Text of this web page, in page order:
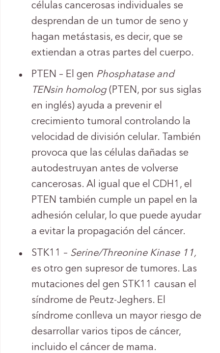
células cancerosas individuales se
desprendan de un tumor de seno y
hagan metástasis, es decir, que se
extiendan a otras partes del cuerpo.
PTEN – El gen Phosphatase and
TENsin homolog(PTEN, por sus siglas
en inglés) ayuda a prevenir el
crecimiento tumoral controlando la
velocidad de división celular. También
provoca que las células dañadas se
autodestruyan antes de volverse
cancerosas. Al igual que el CDH1, el
PTEN también cumple un papel en la
adhesión celular, lo que puede ayudar
a evitar la propagación del cáncer.
STK11 – Serine/Threonine Kinase 11,
es otro gen supresor de tumores. Las
mutaciones del gen STK11 causan el
síndrome de Peutz-Jeghers. El
síndrome conlleva un mayor riesgo de
desarrollar varios tipos de cáncer,
incluido el cáncer de mama.